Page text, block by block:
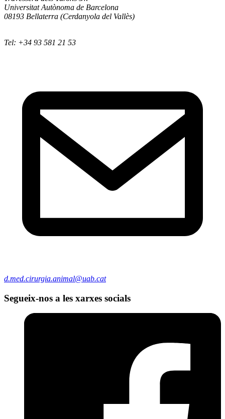
Universitat Autònoma de Barcelona
08193 Bellaterra (Cerdanyola del Vallès)
Tel: +34 93 581 21 53
d.med.cirurgia.animal@uab.cat
Segueix-nos a les xarxes socials